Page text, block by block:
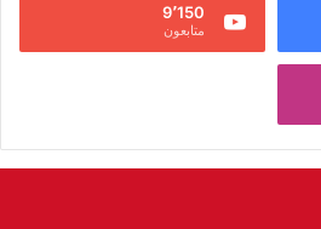
9٬150
متابعون